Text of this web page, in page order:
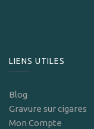
LIENS UTILES
Blog
Gravure sur cigares
Mon Compte